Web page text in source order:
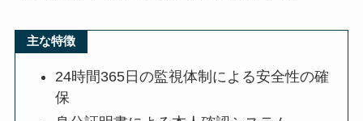
主な特徴
24時間365日の監視体制による安全性の確
保